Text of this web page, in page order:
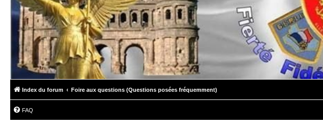
Index du forum Foire aux questions (Questions posées fréquemment)
FAQ